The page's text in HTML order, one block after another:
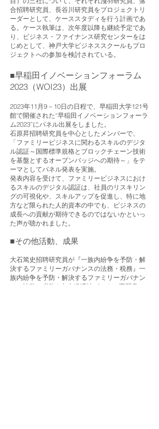
合招聘研究員、長谷川研究員をプロジェクトリ
ーダーとして、ケーススタディを行う計画であ
る。ケース執筆は、次年度以降も継続予定であ
り、ビジネス・ファイナンス研究センターをは
じめとして、神戸大学ビジネススクールもプロ
ジェクトへの参加を検討されている。
■早稲田イノベーションフォーラム
2023（WOI23）出展
2023年11月9－10日の日程で、早稲田大学121号
館で開催された“早稲田イノベーションフォーラ
ム2023”にパネル出展をしました。
石原昇招聘研究員を中心としたメンバーで、
「ファミリービジネスに関わるスキルのデジタ
ル認証～国際標準規格とブロックチェーン技術
を基盤とするオープンバッジへの期待～」をテ
ーマとしてパネル発表を実施。
発表内容を受けて、ファミリービジネスにおけ
るスキルのデジタル認証は、社員のリスキリン
グの可視化や、スキルアップを促進し、特に地
方など限られた人的資本の中でも、ビジネスの
成長への貢献が期待できるのではないかといっ
た声が聴かれました。
■その他活動、成果
大石篤史招聘研究員が『一族内紛争を予防・解
決するファミリーガバナンスの法務・税務』一
族内紛争を予防・解決するファミリーガバナン
スの法務・税務 | 中央経済社ビジネス専門書オ